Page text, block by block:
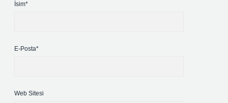
İsim*
E-Posta*
Web Sitesi